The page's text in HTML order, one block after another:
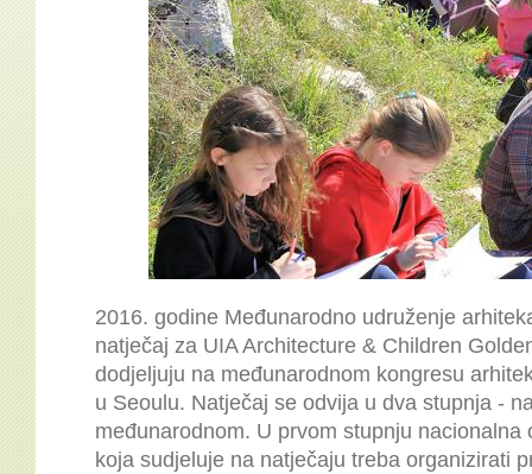
2016. godine Međunarodno udruženje
natječaj za UIA Architecture & Children
dodjeljuju na međunarodnom kongresu
u Seoulu. Natječaj se odvija u dva stupnja -
međunarodnom. U prvom stupnju nacionalna
koja sudjeluje na natječaju treba organizirati